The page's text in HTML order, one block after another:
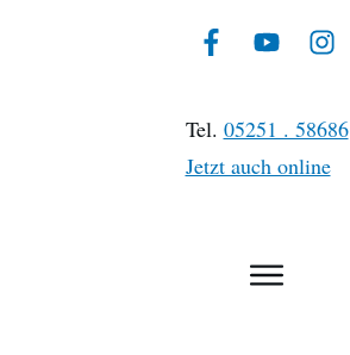
Tel. 05251 . 58686
Jetzt auch online